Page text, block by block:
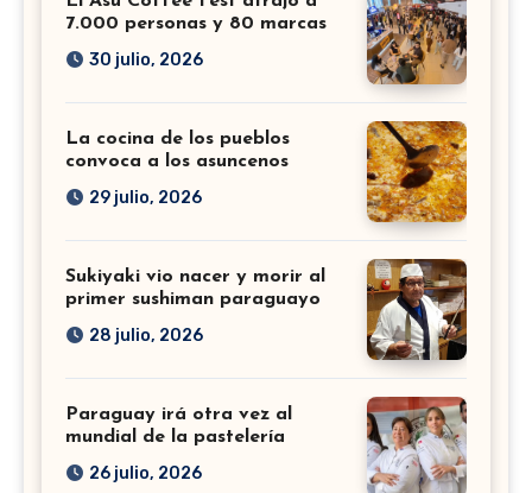
7.000 personas y 80 marcas
30 julio, 2026
La cocina de los pueblos
convoca a los asuncenos
29 julio, 2026
Sukiyaki vio nacer y morir al
primer sushiman paraguayo
28 julio, 2026
Paraguay irá otra vez al
mundial de la pastelería
26 julio, 2026